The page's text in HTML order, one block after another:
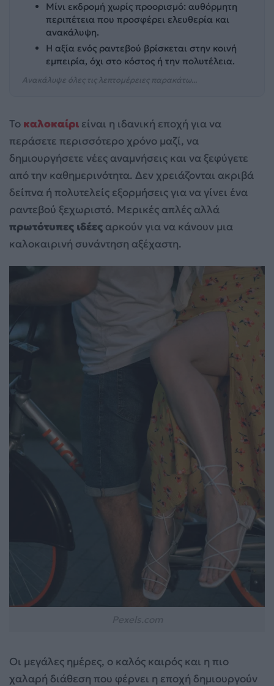
Μίνι εκδρομή χωρίς προορισμό: αυθόρμητη
περιπέτεια που προσφέρει ελευθερία και
ανακάλυψη.
Η αξία ενός ραντεβού βρίσκεται στην κοινή
εμπειρία, όχι στο κόστος ή την πολυτέλεια.
Ανακάλυψε όλες τις λεπτομέρειες παρακάτω...
Το καλοκαίρι είναι η ιδανική εποχή για να
περάσετε περισσότερο χρόνο μαζί, να
δημιουργήσετε νέες αναμνήσεις και να ξεφύγετε
από την καθημερινότητα. Δεν χρειάζονται ακριβά
δείπνα ή πολυτελείς εξορμήσεις για να γίνει ένα
ραντεβού ξεχωριστό. Μερικές απλές αλλά
πρωτότυπες ιδέες αρκούν για να κάνουν μια
καλοκαιρινή συνάντηση αξέχαστη.
Οι μεγάλες ημέρες, ο καλός καιρός και η πιο
χαλαρή διάθεση που φέρνει η εποχή δημιουργούν